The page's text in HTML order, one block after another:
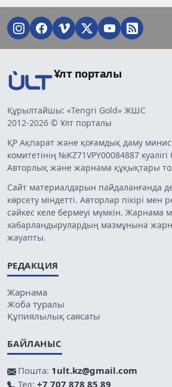
Ұлт порталы
Құрылтайшы: «Tengri Gold» ЖШС
2012-2026 © Ұлт порталы
ҚР Ақпарат және қоғамдық даму
комитетінің №KZ71VPY00084887 куәлігі
Авторлық және жарнама құқықтары
Сайт материалдарын пайдаланғанда
көрсету міндетті. Авторлар пікірі мен
сәйкес келе бермеуі мүмкін. Жарнама
хабарландырулардың мазмұнына
жауапты.
РЕДАКЦИЯ
Жарнама
Жоба туралы
Құпиялылық саясаты
БАЙЛАНЫС
Пошта: 1ult.kz@gmail.com
Тел: +7 707 878 85 89